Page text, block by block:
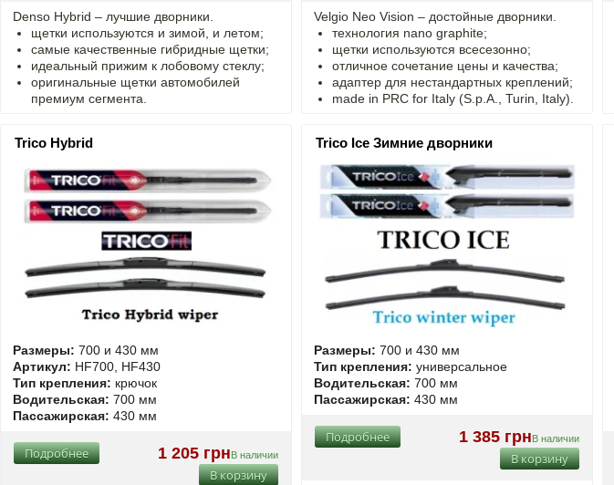
Denso Hybrid – лучшие дворники.
щетки используются и зимой, и летом;
самые качественные гибридные щетки;
идеальный прижим к лобовому стеклу;
оригинальные щетки автомобилей
премиум сегмента.
Velgio Neo Vision – достойные дворники.
технология nano graphite;
щетки используются всесезонно;
отличное сочетание цены и качества;
адаптер для нестандартных креплений;
made in PRC for Italy (S.p.A., Turin, Italy).
Trico Hybrid
Размеры: 700 и 430 мм
Артикул: HF700, HF430
Тип крепления: крючок
Водительская: 700 мм
Пассажирская: 430 мм
1 205 грнВ наличии
Подробнее
В корзину
Trico Ice Зимние дворники
Размеры: 700 и 430 мм
Тип крепления: универсальное
Водительская: 700 мм
Пассажирская: 430 мм
1 385 грнВ наличии
Подробнее
В корзину